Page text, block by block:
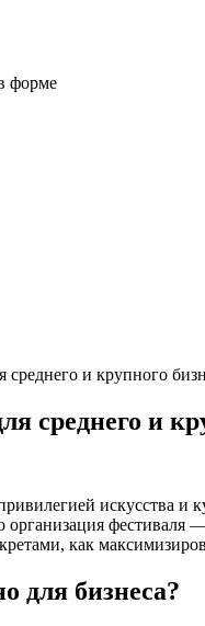
форме
и крупного
среднего и
искусства
как
для бизнеса?